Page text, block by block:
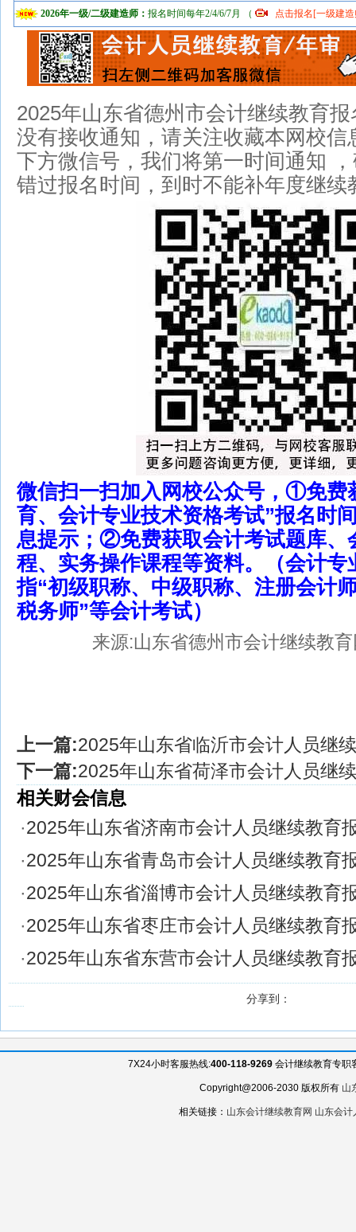
2026年一级/二级建造师：报名时间每年2/4/6/7月 （ 点击报名[一级建
2025年山东省德州市会计继续教育
没有接收通知，请关注收藏本网校信
下方微信号，我们将第一时间通知
错过报名时间，到时不能补年度继续
微信扫一扫加入网校公众号，①免费
育、会计专业技术资格考试”报名时
息提示；②免费获取会计考试题库、
程、实务操作课程等资料。（会计专
指“初级职称、中级职称、注册会计
税务师”等会计考试）
来源:山东省德州市会计继续教
上一篇:2025年山东省临沂市会计人员继
下一篇:2025年山东省荷泽市会计人员继
相关财会信息
·2025年山东省济南市会计人员继续教育
·2025年山东省青岛市会计人员继续教育
·2025年山东省淄博市会计人员继续教育
·2025年山东省枣庄市会计人员继续教育
·2025年山东省东营市会计人员继续教育
分享到：
7X24小时客服热线:400-118-9269 会计继续教育专职
Copyright@2006-2030 版权所有 山
相关链接： 山东会计继续教育网 山东会计